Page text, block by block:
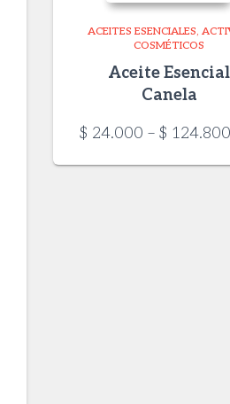
ACEITES ESENCIALES
COSMÉTICOS
Aceite Esencial
Canela
$ 24.000 – $ 124.800